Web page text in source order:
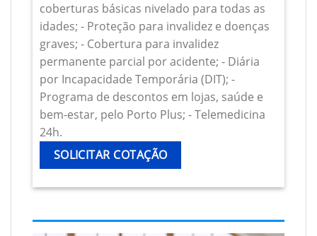
coberturas básicas nivelado para todas as
idades; - Proteção para invalidez e doenças
graves; - Cobertura para invalidez
permanente parcial por acidente; - Diária
por Incapacidade Temporária (DIT); -
Programa de descontos em lojas, saúde e
bem-estar, pelo Porto Plus; - Telemedicina
24h.
SOLICITAR COTAÇÃO